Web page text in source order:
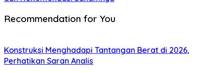
Recommendation for You
Konstruksi Menghadapi Tantangan Berat di 2026,
Perhatikan Saran Analis